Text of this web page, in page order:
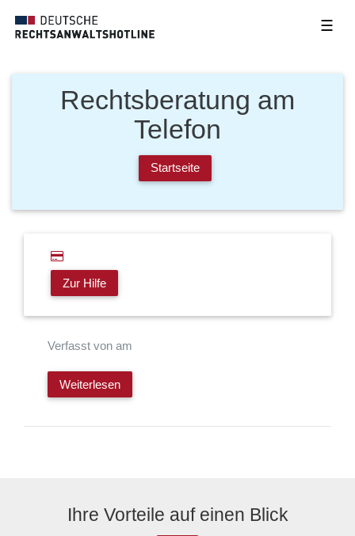
☰
Rechtsberatung am
Telefon
Startseite
Zur Hilfe
Verfasst von am
Weiterlesen
Ihre Vorteile auf einen Blick